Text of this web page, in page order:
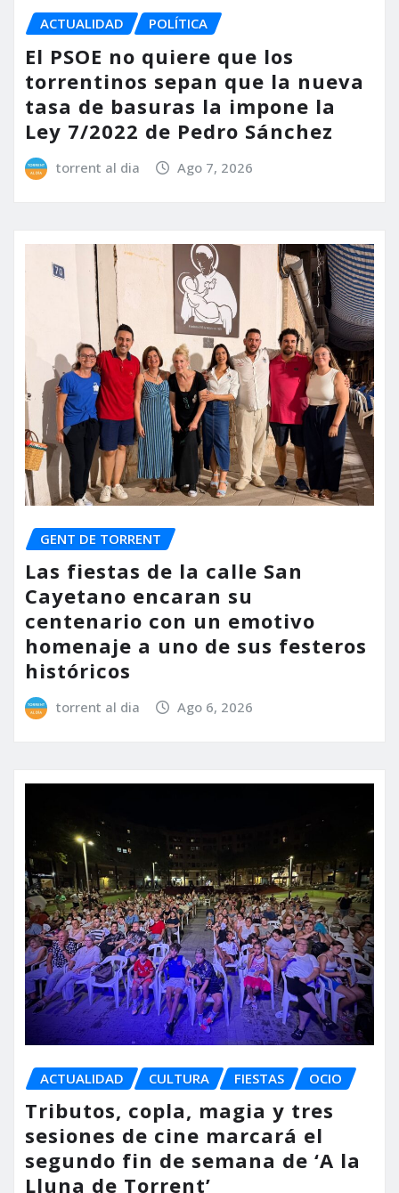
ACTUALIDAD POLÍTICA
El PSOE no quiere que los
torrentinos sepan que la nueva
tasa de basuras la impone la
Ley 7/2022 de Pedro Sánchez
torrent al dia Ago 7, 2026
GENT DE TORRENT
Las fiestas de la calle San
Cayetano encaran su
centenario con un emotivo
homenaje a uno de sus festeros
históricos
torrent al dia Ago 6, 2026
ACTUALIDAD CULTURA FIESTAS OCIO
Tributos, copla, magia y tres
sesiones de cine marcará el
segundo fin de semana de ‘A la
Lluna de Torrent’